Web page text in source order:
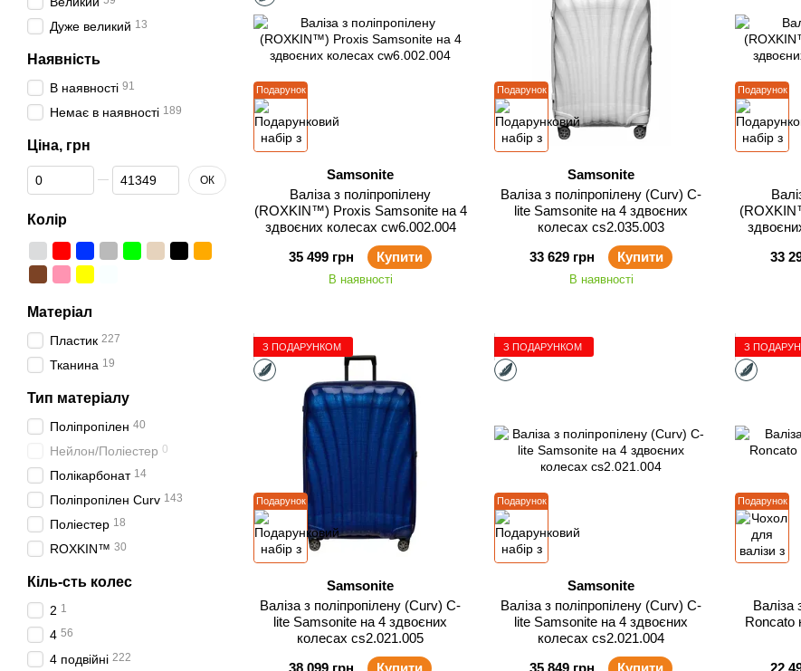
Подарунок
Samsonite
Валіза з поліпропілену
(ROXKIN™) Proxis Samsonite на 4
здвоєних колесах cw6.002.004
35 499 грн
Купити
В наявності
Подарунок
Samsonite
Валіза з поліпропілену (Curv) C-
lite Samsonite на 4 здвоєних
колесах cs2.035.003
33 629 грн
Купити
В наявності
Подарунок
33
Подарунок
З ПОДАРУНКОМ
Samsonite
Валіза з поліпропілену (Curv) C-
lite Samsonite на 4 здвоєних
колесах cs2.021.005
38 099 грн
Купити
Подарунок
З ПОДАРУНКОМ
Samsonite
Валіза з поліпропілену (Curv) C-
lite Samsonite на 4 здвоєних
колесах cs2.021.004
35 849 грн
Купити
Подарунок
З
Валіза
Roncato
22
Дуже великий 13
Наявність
В наявності 91
Немає в наявності 189
Ціна, грн
Від Ціна, грн
До Ціна, грн ОК
Колір
Матеріал
Пластик 227
Тканина 19
Тип матеріалу
Поліпропілен 40
Нейлон/Поліестер 0
Полікарбонат 14
Поліпропілен Curv 143
Поліестер 18
ROXKIN™ 30
Кіль-сть колес
2 1
4 56
4 подвійні 222